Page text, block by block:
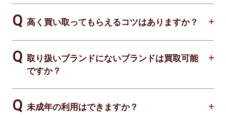
高く買い取ってもらえるコツはありますか？
取り扱いブランドにないブランドは買取可能
ですか？
未成年の利用はできますか？